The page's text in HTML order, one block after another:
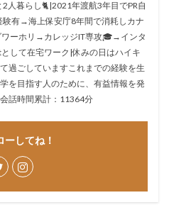
人暮らし🐈|2021年渡航3年目でPR自
有→海上保安庁8年間で消耗しカナ
ーホリ→カレッジIT専攻🎓→インタ
して在宅ワーク|休みの日はハイキ
過ごしていますこれまでの経験を生
を目指す人のために、有益情報を発
話時間累計：11364分
ーしてね！